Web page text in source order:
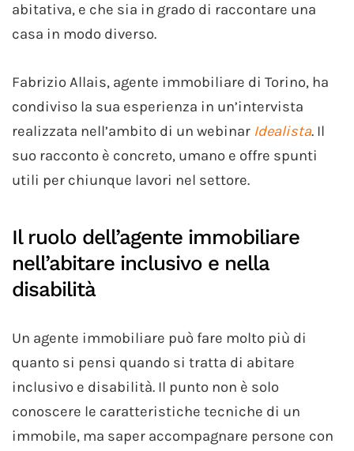
abitativa, e che sia in grado di raccontare una
casa in modo diverso.
Fabrizio Allais, agente immobiliare di Torino, ha
condiviso la sua esperienza in un’intervista
realizzata nell’ambito di un webinar Idealista. Il
suo racconto è concreto, umano e offre spunti
utili per chiunque lavori nel settore.
Il ruolo dell’agente immobiliare
nell’abitare inclusivo e nella
disabilità
Un agente immobiliare può fare molto più di
quanto si pensi quando si tratta di abitare
inclusivo e disabilità. Il punto non è solo
conoscere le caratteristiche tecniche di un
immobile, ma saper accompagnare persone con